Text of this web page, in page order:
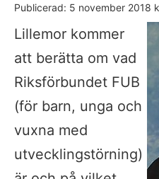
Publicerad: 5 november 2018
Lillemor kommer
att berätta om vad
Riksförbundet FUB
(för barn, unga och
vuxna med
utvecklingstörning)